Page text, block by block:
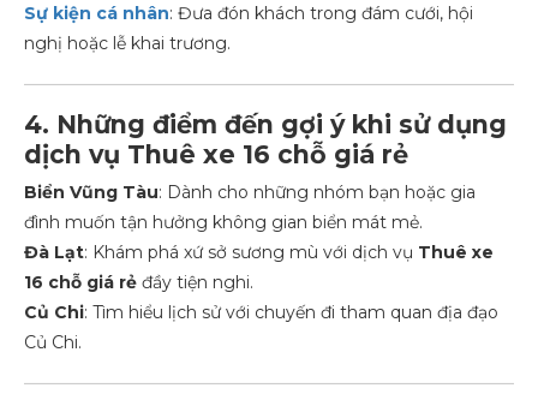
Sự kiện cá nhân: Đưa đón khách trong đám cưới, hội
nghị hoặc lễ khai trương.
4. Những điểm đến gợi ý khi sử dụng
dịch vụ Thuê xe 16 chỗ giá rẻ
Biển Vũng Tàu: Dành cho những nhóm bạn hoặc gia
đình muốn tận hưởng không gian biển mát mẻ.
Đà Lạt: Khám phá xứ sở sương mù với dịch vụ Thuê xe
16 chỗ giá rẻ đầy tiện nghi.
Củ Chi: Tìm hiểu lịch sử với chuyến đi tham quan địa đạo
Củ Chi.